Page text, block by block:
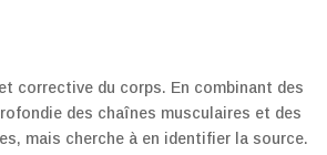
corrective du corps. En combinant des
des chaînes musculaires et des
mais cherche à en identifier la source.